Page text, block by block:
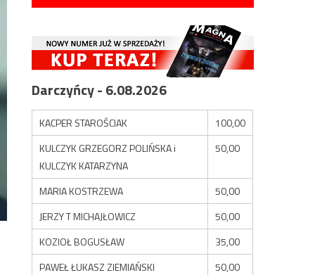
Darczyńcy - 6.08.2026
KACPER STAROŚCIAK
100,00
KULCZYK GRZEGORZ POLIŃSKA i
KULCZYK KATARZYNA
50,00
MARIA KOSTRZEWA
50,00
JERZY T MICHAJŁOWICZ
50,00
KOZIOŁ BOGUSŁAW
35,00
PAWEŁ ŁUKASZ ZIEMIAŃSKI
50,00